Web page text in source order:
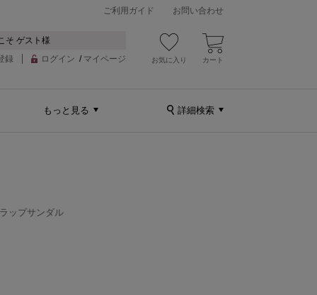
ご利用ガイド お問い合わせ
そ ゲスト様
録
ログイン / マイページ お気に入り カート
もっと見る 詳細検索
ップサンダル